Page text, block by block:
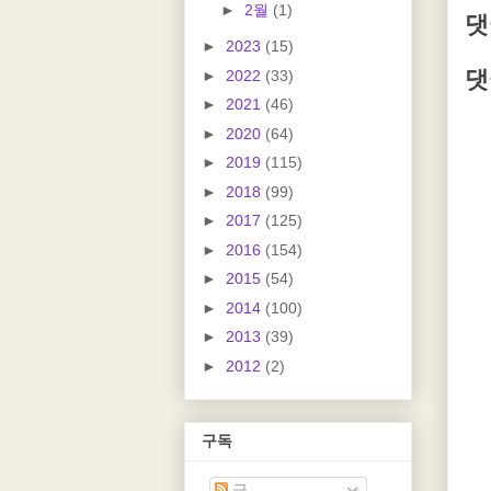
► 2월 (1)
► 2023 (15)
► 2022 (33)
► 2021 (46)
► 2020 (64)
► 2019 (115)
► 2018 (99)
► 2017 (125)
► 2016 (154)
► 2015 (54)
► 2014 (100)
► 2013 (39)
► 2012 (2)
구독